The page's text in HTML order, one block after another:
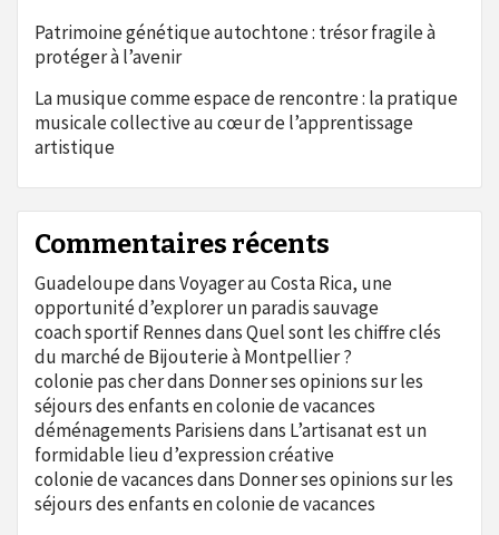
Patrimoine génétique autochtone : trésor fragile à
protéger à l’avenir
La musique comme espace de rencontre : la pratique
musicale collective au cœur de l’apprentissage
artistique
Commentaires récents
GuadeloupedansVoyager au Costa Rica, une
opportunité d’explorer un paradis sauvage
coach sportif RennesdansQuel sont les chiffre clés
du marché de Bijouterie à Montpellier ?
colonie pas cherdans Donner ses opinions sur les
séjours des enfants en colonie de vacances
déménagements Parisiensdans L’artisanat est un
formidable lieu d’expression créative
colonie de vacancesdans Donner ses opinions sur les
séjours des enfants en colonie de vacances